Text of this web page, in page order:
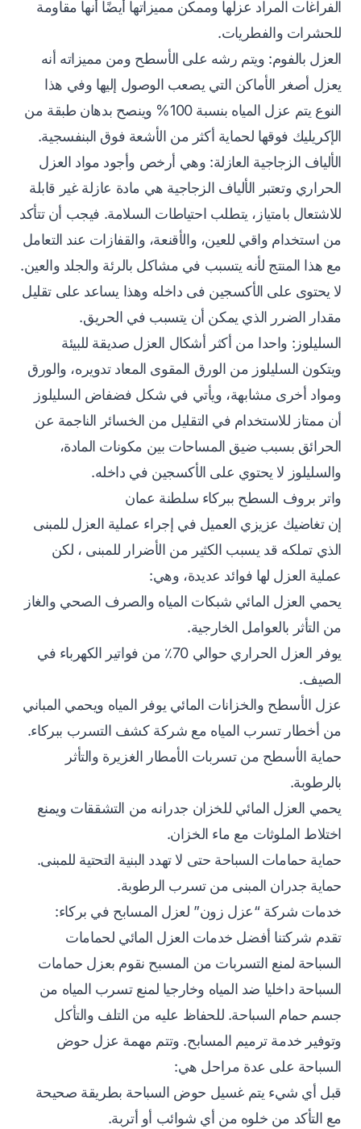
الفراغات المراد عزلها وممكن مميزاتها أيضًا أنها مقاومة
للحشرات والفطريات.
العزل بالفوم: ويتم رشه على الأسطح ومن مميزاته أنه
يعزل أصغر الأماكن التي يصعب الوصول إليها وفي هذا
النوع يتم عزل المياه بنسبة 100% وينصح بدهان طبقة من
الإكريليك فوقها لحماية أكثر من الأشعة فوق البنفسجية.
الألياف الزجاجية العازلة: وهي أرخص وأجود مواد العزل
الحراري وتعتبر الألياف الزجاجية هي مادة عازلة غير قابلة
للاشتعال بامتياز، يتطلب احتياطات السلامة. فيجب أن تتأكد
من استخدام واقي للعين، والأقنعة، والقفازات عند التعامل
مع هذا المنتج لأنه يتسبب في مشاكل بالرئة والجلد والعين.
لا يحتوى على الأكسجين فى داخله وهذا يساعد على تقليل
مقدار الضرر الذي يمكن أن يتسبب في الحريق.
السليلوز: واحدا من أكثر أشكال العزل صديقة للبيئة
ويتكون السليلوز من الورق المقوى المعاد تدويره، والورق
ومواد أخرى مشابهة، ويأتي في شكل فضفاض السليلوز
أن ممتاز للاستخدام في التقليل من الخسائر الناجمة عن
الحرائق بسبب ضيق المساحات بين مكونات المادة،
والسليلوز لا يحتوي على الأكسجين في داخله.
واتر بروف السطح ببركاء سلطنة عمان
إن تغاضيك عزيزي العميل في إجراء عملية العزل للمبنى
الذي تملكه قد يسبب الكثير من الأضرار للمبنى ، لكن
عملية العزل لها فوائد عديدة، وهي:
يحمي العزل المائي شبكات المياه والصرف الصحي والغاز
من التأثر بالعوامل الخارجية.
يوفر العزل الحراري حوالي 70٪ من فواتير الكهرباء في
الصيف.
عزل الأسطح والخزانات المائي يوفر المياه ويحمي المباني
من أخطار تسرب المياه مع شركة كشف التسرب ببركاء.
حماية الأسطح من تسربات الأمطار الغزيرة والتأثر
بالرطوبة.
يحمي العزل المائي للخزان جدرانه من التشققات ويمنع
اختلاط الملوثات مع ماء الخزان.
حماية حمامات السباحة حتى لا تهدد البنية التحتية للمبنى.
حماية جدران المبنى من تسرب الرطوبة.
خدمات شركة “عزل زون” لعزل المسابح في بركاء:
تقدم شركتنا أفضل خدمات العزل المائي لحمامات
السباحة لمنع التسربات من المسبح نقوم بعزل حمامات
السباحة داخليا ضد المياه وخارجيا لمنع تسرب المياه من
جسم حمام السباحة. للحفاظ عليه من التلف والتأكل
وتوفير خدمة ترميم المسابح. وتتم مهمة عزل حوض
السباحة على عدة مراحل هي:
قبل أي شيء يتم غسيل حوض السباحة بطريقة صحيحة
مع التأكد من خلوه من أي شوائب أو أتربة.